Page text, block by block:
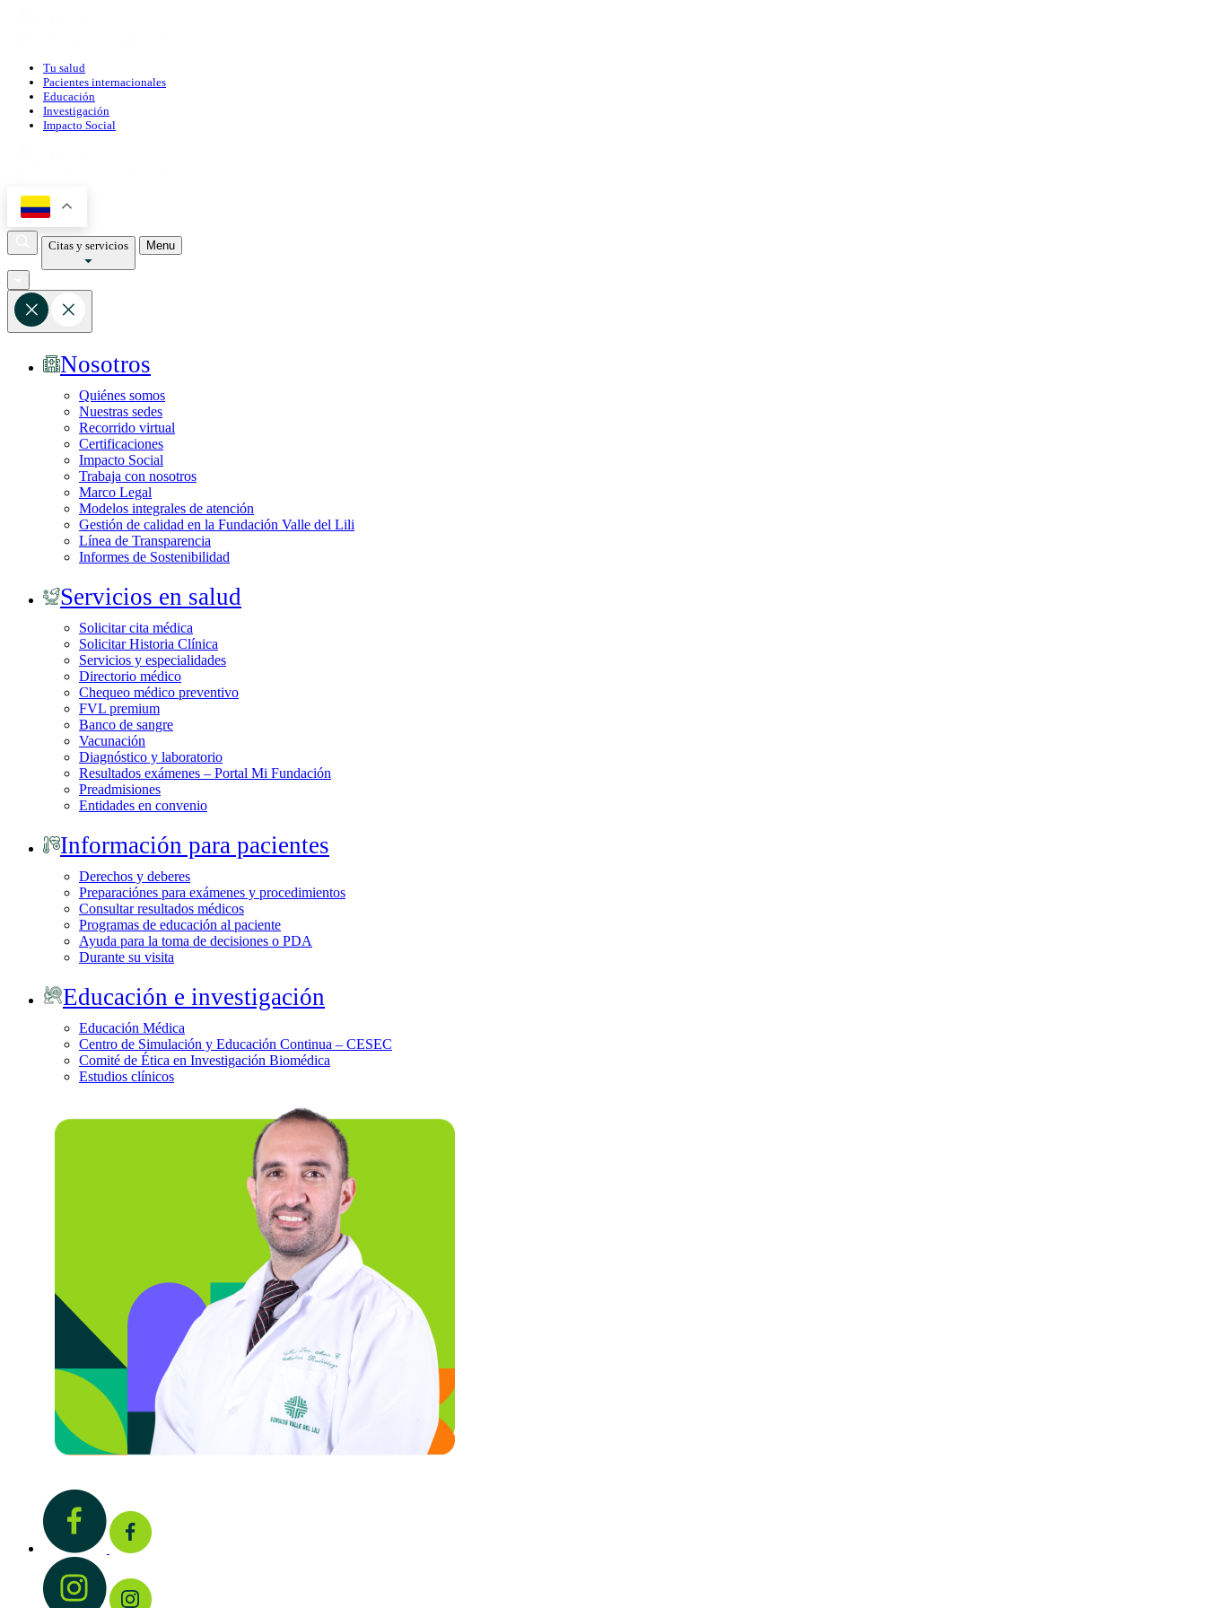
Tu salud
Pacientes internacionales
Educación
Investigación
Impacto Social
Citas y servicios Menu
Nosotros
Quiénes somos
Nuestras sedes
Recorrido virtual
Certificaciones
Impacto Social
Trabaja con nosotros
Marco Legal
Modelos integrales de atención
Gestión de calidad en la Fundación Valle del Lili
Línea de Transparencia
Informes de Sostenibilidad
Servicios en salud
Solicitar cita médica
Solicitar Historia Clínica
Servicios y especialidades
Directorio médico
Chequeo médico preventivo
FVL premium
Banco de sangre
Vacunación
Diagnóstico y laboratorio
Resultados exámenes – Portal Mi Fundación
Preadmisiones
Entidades en convenio
Información para pacientes
Derechos y deberes
Preparaciónes para exámenes y procedimientos
Consultar resultados médicos
Programas de educación al paciente
Ayuda para la toma de decisiones o PDA
Durante su visita
Educación e investigación
Educación Médica
Centro de Simulación y Educación Continua – CESEC
Comité de Ética en Investigación Biomédica
Estudios clínicos